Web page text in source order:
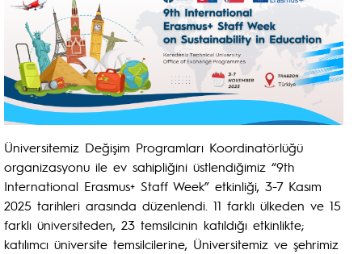
Üniversitemiz Değişim Programları Koordinatörlüğü
organizasyonu ile ev sahipliğini üstlendiğimiz “9th
International Erasmus+ Staff Week” etkinliği, 3-7 Kasım
2025 tarihleri arasında düzenlendi. 11 farklı ülkeden ve 15
farklı üniversiteden, 23 temsilcinin katıldığı etkinlikte;
katılımcı üniversite temsilcilerine, Üniversitemiz ve şehrimiz